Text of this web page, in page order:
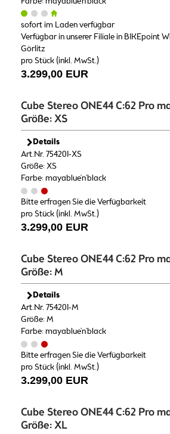
sofort im Laden verfügbar
Verfügbar in unserer Filiale in BIKEpoint
Görlitz
pro Stück (inkl. MwSt.)
3.299,00 EUR
Cube Stereo ONE44 C:62 Pro
Größe: XS
Details
Art.Nr. 754201-XS
Größe: XS
Farbe: mayablue'n'black
Bitte erfragen Sie die Verfügbarkeit
pro Stück (inkl. MwSt.)
3.299,00 EUR
Cube Stereo ONE44 C:62 Pro
Größe: M
Details
Art.Nr. 754201-M
Größe: M
Farbe: mayablue'n'black
Bitte erfragen Sie die Verfügbarkeit
pro Stück (inkl. MwSt.)
3.299,00 EUR
Cube Stereo ONE44 C:62 Pro
Größe: XL